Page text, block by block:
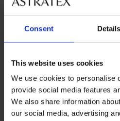
Consent Details
This website uses cookies
We use cookies to personalise
provide social media features
We also share information
our social media, advertising
Najobľúbenejšie značky
Najčastejšie vyberané farby
béžová
čierna biela ružová